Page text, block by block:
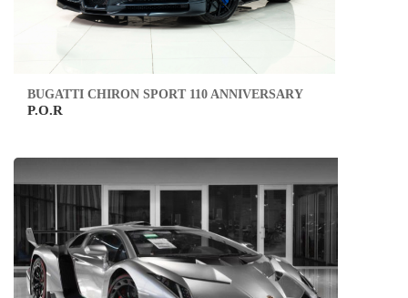
BUGATTI CHIRON SPORT 110 ANNIVERSARY
P.O.R